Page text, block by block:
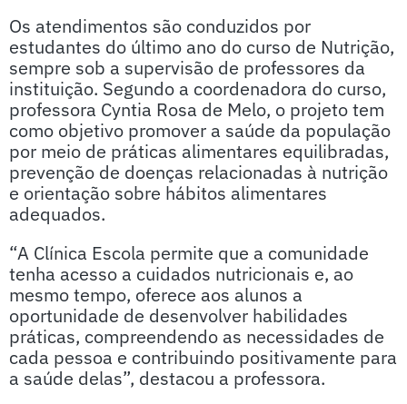
Os atendimentos são conduzidos por
estudantes do último ano do curso de Nutrição,
sempre sob a supervisão de professores da
instituição. Segundo a coordenadora do curso,
professora Cyntia Rosa de Melo, o projeto tem
como objetivo promover a saúde da população
por meio de práticas alimentares equilibradas,
prevenção de doenças relacionadas à nutrição
e orientação sobre hábitos alimentares
adequados.
“A Clínica Escola permite que a comunidade
tenha acesso a cuidados nutricionais e, ao
mesmo tempo, oferece aos alunos a
oportunidade de desenvolver habilidades
práticas, compreendendo as necessidades de
cada pessoa e contribuindo positivamente para
a saúde delas”, destacou a professora.